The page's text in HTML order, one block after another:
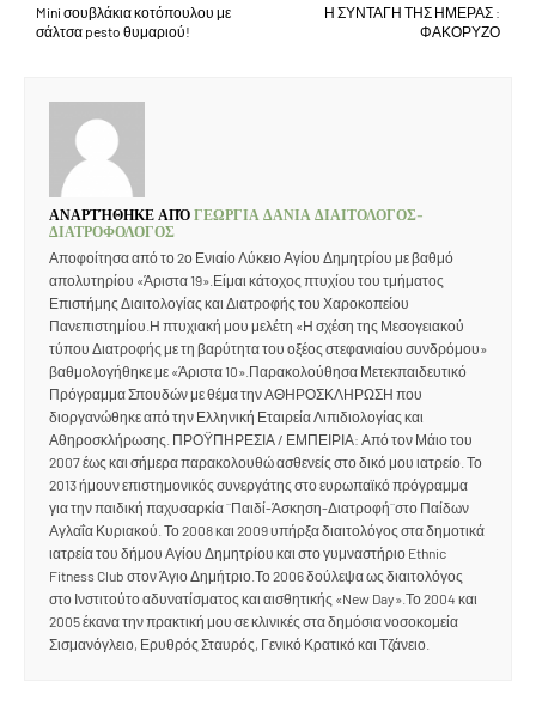
Η ΣΥΝΤΑΓΗ ΤΗΣ ΗΜΕΡΑΣ :
ΦΑΚΟΡΥΖΟ
Mini σουβλάκια κοτόπουλου με
σάλτσα pesto θυμαριού!
ΑΝΑΡΤΉΘΗΚΕ ΑΠΌΓΕΩΡΓΙΑ ΔΑΝΙΑ ΔΙΑΙΤΟΛΟΓΟΣ-
ΔΙΑΤΡΟΦΟΛΟΓΟΣ
Αποφοίτησα από το 2ο Ενιαίο Λύκειο Αγίου Δημητρίου με βαθμό
απολυτηρίου «Άριστα 19».Είμαι κάτοχος πτυχίου του τμήματος
Επιστήμης Διαιτολογίας και Διατροφής του Χαροκοπείου
Πανεπιστημίου.Η πτυχιακή μου μελέτη «Η σχέση της Μεσογειακού
τύπου Διατροφής με τη βαρύτητα του οξέος στεφανιαίου συνδρόμου»
βαθμολογήθηκε με «Άριστα 10».Παρακολούθησα Μετεκπαιδευτικό
Πρόγραμμα Σπουδών με θέμα την ΑΘΗΡΟΣΚΛΗΡΩΣΗ που
διοργανώθηκε από την Ελληνική Εταιρεία Λιπιδιολογίας και
Αθηροσκλήρωσης. ΠΡΟΫΠΗΡΕΣΙΑ / ΕΜΠΕΙΡΙΑ: Από τον Μάιο του
2007 έως και σήμερα παρακολουθώ ασθενείς στο δικό μου ιατρείο. Το
2013 ήμουν επιστημονικός συνεργάτης στο ευρωπαϊκό πρόγραμμα
για την παιδική παχυσαρκία ¨Παιδί-Άσκηση-Διατροφή¨στο Παίδων
Αγλαΐα Κυριακού. Το 2008 και 2009 υπήρξα διαιτολόγος στα δημοτικά
ιατρεία του δήμου Αγίου Δημητρίου και στο γυμναστήριο Ethnic
Fitness Club στον Άγιο Δημήτριο.Το 2006 δούλεψα ως διαιτολόγος
στο Ινστιτούτο αδυνατίσματος και αισθητικής «New Day».Το 2004 και
2005 έκανα την πρακτική μου σε κλινικές στα δημόσια νοσοκομεία
Σισμανόγλειο, Ερυθρός Σταυρός, Γενικό Κρατικό και Τζάνειο.